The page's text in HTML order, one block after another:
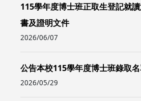
115學年度博士班正取生登記就
書及證明文件
2026/06/07
公告本校115學年度博士班錄取
2026/05/29